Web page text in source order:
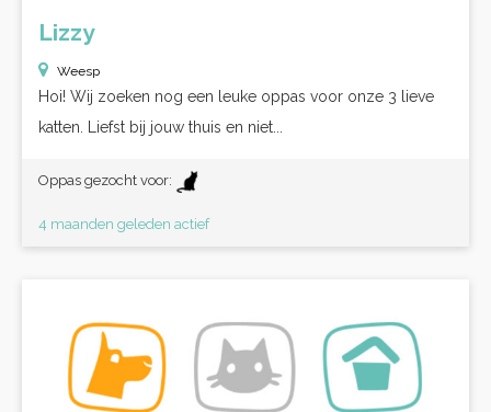
Lizzy
Weesp
Hoi! Wij zoeken nog een leuke oppas voor onze 3 lieve
katten. Liefst bij jouw thuis en niet...
Oppas gezocht voor:
4 maanden geleden actief